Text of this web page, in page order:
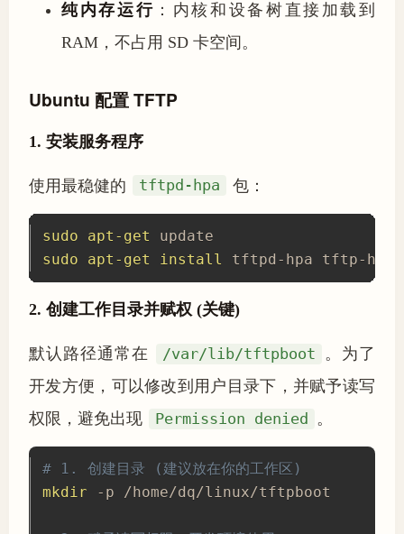
纯内存运行 ：内核和设备树直接加载到
RAM，不占用 SD 卡空间。
Ubuntu 配置 TFTP
1. 安装服务程序
使用最稳健的 tftpd-hpa 包：
sudo apt-get
sudo
apt-get install tftpd-hpa tftp-hpa
2. 创建工作目录并赋权 (关键)
默认路径通常在 /var/lib/tftpboot 。为了
开发方便，可以修改到用户目录下，并赋予读写
权限，避免出现
Permission denied 。
# 1. 创建目录 (建议放在你的工作区)
mkdir -p /home/dq/linux/tftpboot